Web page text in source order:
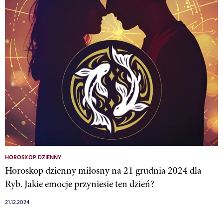
HOROSKOP DZIENNY
Horoskop dzienny miłosny na 21 grudnia 2024 dla
Ryb. Jakie emocje przyniesie ten dzień?
21.12.2024